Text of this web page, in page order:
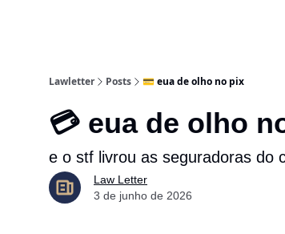
Lawletter Posts 💳 eua de olho no pix
💳 eua de olho
e o stf livrou as seguradoras do
Law Letter
3 de junho de 2026